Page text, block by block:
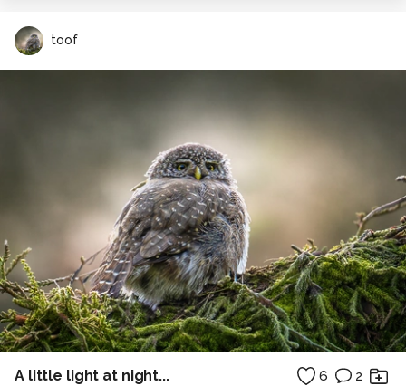
toof
A little light at night... 6 2